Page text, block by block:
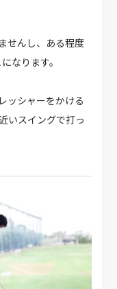
せんし、ある程度
なります。
ッシャーをかける
いスイングで打っ